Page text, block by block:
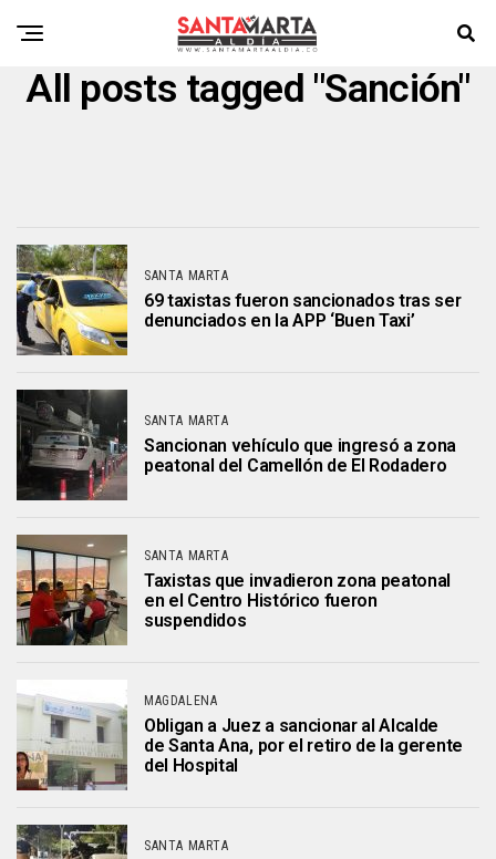
All posts tagged "Sanción"
SANTA MARTA
69 taxistas fueron sancionados tras ser
denunciados en la APP ‘Buen Taxi’
SANTA MARTA
Sancionan vehículo que ingresó a zona
peatonal del Camellón de El Rodadero
SANTA MARTA
Taxistas que invadieron zona peatonal
en el Centro Histórico fueron
suspendidos
MAGDALENA
Obligan a Juez a sancionar al Alcalde
de Santa Ana, por el retiro de la gerente
del Hospital
SANTA MARTA